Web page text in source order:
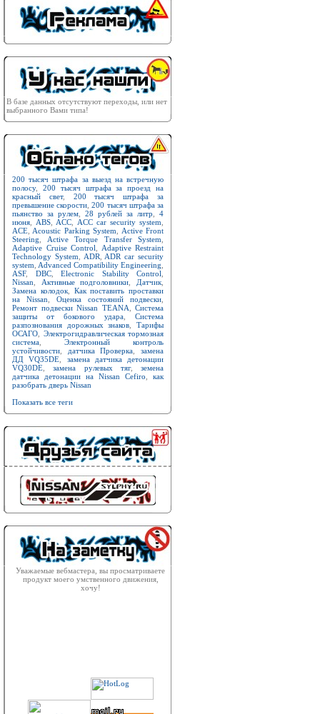
В базе данных отсутствуют переходы, или нет
выбранного Вами типа!
200 тысяч штрафа за выезд на встречную
полосу, 200 тысяч штрафа за проезд на
красный свет, 200 тысяч штрафа за
превышение скорости ,200 тысяч штрафа за
пьянство за рулем
28 рублей за литр
4
июня
ABS ACC ACC car security system
ACE Acoustic Parking System
Active Front
Steering
Active Torque Transfer System
Adaptive Cruise Control
Adaptive Restraint
Technology System
ADR
ADR car security
system Advanced Compatibility Engineering
ASF, DBC, Electronic Stability Control
Nissan
Активные подголовники Датчик
Замена колодок, Как поставить проставки
на Nissan
Оценка состояний подвески
Ремонт подвески Nissan TEANA
Система
защиты от бокового удара
Система
разпознования дорожных знаков ,Тарифы
ОСАГО
Электрогидравлическая тормозная
система
Электронный контроль
устойчивости
датчика Проверка ,замена
ДД VQ35DE
замена датчика детонации
VQ30DE ,замена рулевых тяг, земена
датчика детонации на Nissan Cefiro
как
разобрать дверь Nissan
Показать все теги
Уважаемые вебмастера, вы просматриваете
продукт моего умственного движения,
хочу!